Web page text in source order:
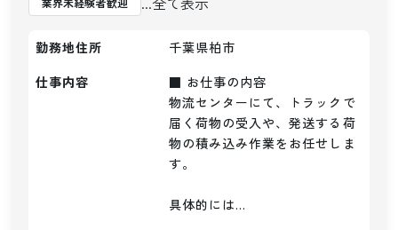
勤務地住所
千葉県柏市
仕事内容
■ お仕事の内容
物流センターにて、トラックで
届く荷物の受入や、発送する荷
物の積み込み作業をお任せしま
す。
具体的には…